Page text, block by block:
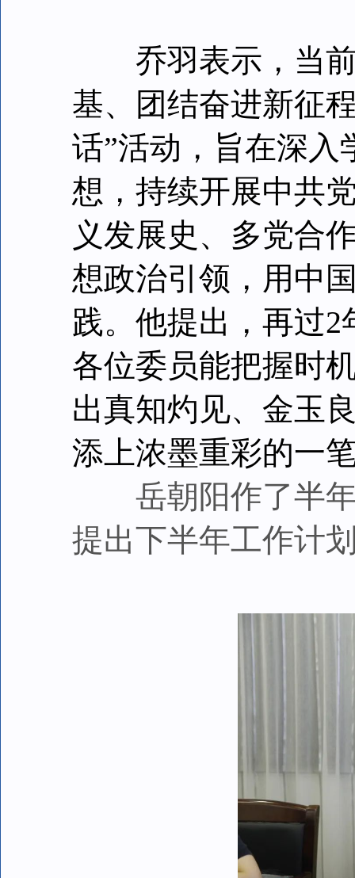
乔羽表示，当前
基、团结奋进新征
话”活动，旨在深
想，持续开展中共
义发展史、多党合
想政治引领，用中
践。他提出，再过
各位委员能把握时
出真知灼见、金玉
添上浓墨重彩的一
岳朝阳作了半年
提出下半年工作计